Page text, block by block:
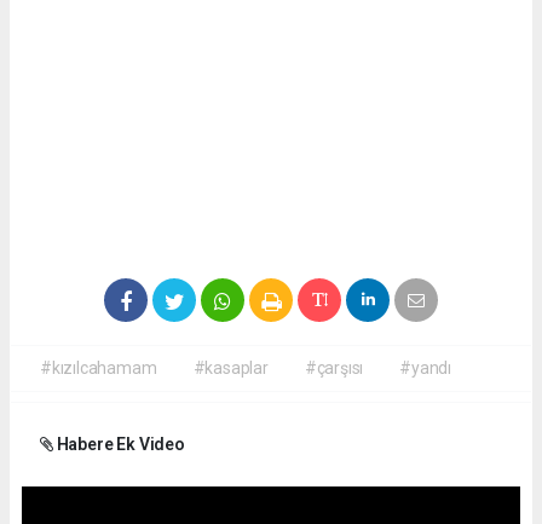
#kızılcahamam #kasaplar #çarşısı #yandı
Habere Ek Video